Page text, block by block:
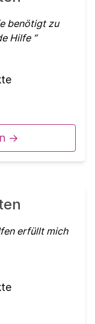
benötigt zu
Hilfe
->
erfüllt mich